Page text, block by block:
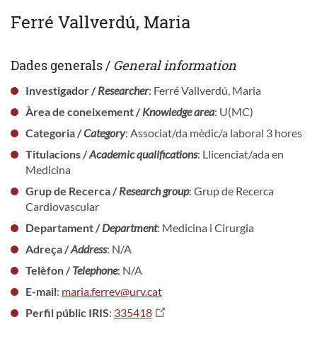
Ferré Vallverdú, Maria
Dades generals / General information
Investigador /Researcher: Ferré Vallverdú, Maria
Àrea de coneixement /Knowledge area: U(MC)
Categoria /Category: Associat/da mèdic/a laboral 3 hores
Titulacions /Academic qualifications: Llicenciat/ada en
Medicina
Grup de Recerca /Research group: Grup de Recerca
Cardiovascular
Departament /Department: Medicina i Cirurgia
Adreça /Address: N/A
Telèfon /Telephone: N/A
E-mail: maria.ferrev@urv.cat
Perfil públic IRIS: 335418